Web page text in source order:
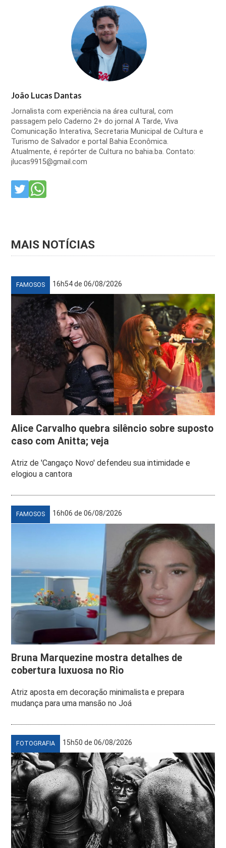
João Lucas Dantas
Jornalista com experiência na área cultural, com
passagem pelo Caderno 2+ do jornal A Tarde, Viva
Comunicação Interativa, Secretaria Municipal de Cultura e
Turismo de Salvador e portal Bahia Econômica.
Atualmente, é repórter de Cultura no bahia.ba. Contato:
jlucas9915@gmail.com
MAIS NOTÍCIAS
FAMOSOS 16h54 de 06/08/2026
Alice Carvalho quebra silêncio sobre suposto
caso com Anitta; veja
Atriz de 'Cangaço Novo' defendeu sua intimidade e
elogiou a cantora
FAMOSOS 16h06 de 06/08/2026
Bruna Marquezine mostra detalhes de
cobertura luxuosa no Rio
Atriz aposta em decoração minimalista e prepara
mudança para uma mansão no Joá
FOTOGRAFIA 15h50 de 06/08/2026